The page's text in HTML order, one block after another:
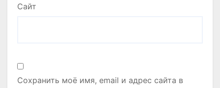
Сайт
Сохранить моё имя, email и адрес сайта в